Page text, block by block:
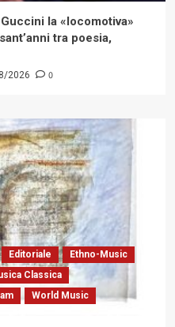
la «locomotiva»
tra poesia,
2026 0
Editoriale
Ethno-Music
Classica
World Music